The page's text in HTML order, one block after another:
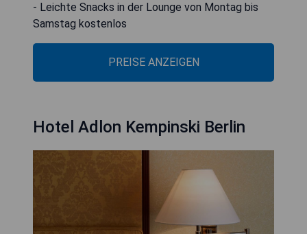
- Leichte Snacks in der Lounge von Montag bis
Samstag kostenlos
PREISE ANZEIGEN
Hotel Adlon Kempinski Berlin